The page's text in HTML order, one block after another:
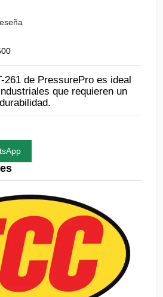
261 de PressurePro es ideal
que requieren un